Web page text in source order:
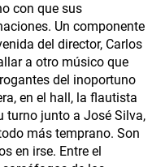
con que sus
Un componente
del director, Carlos
a otro músico que
del inoportuno
en el hall, la flautista
turno junto a José Silva,
más temprano. Son
en irse. Entre el